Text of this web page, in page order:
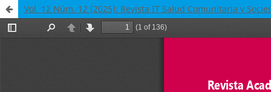
Vol. 12 Núm. 12 (2025): Revista IT Salud Comunitaria y